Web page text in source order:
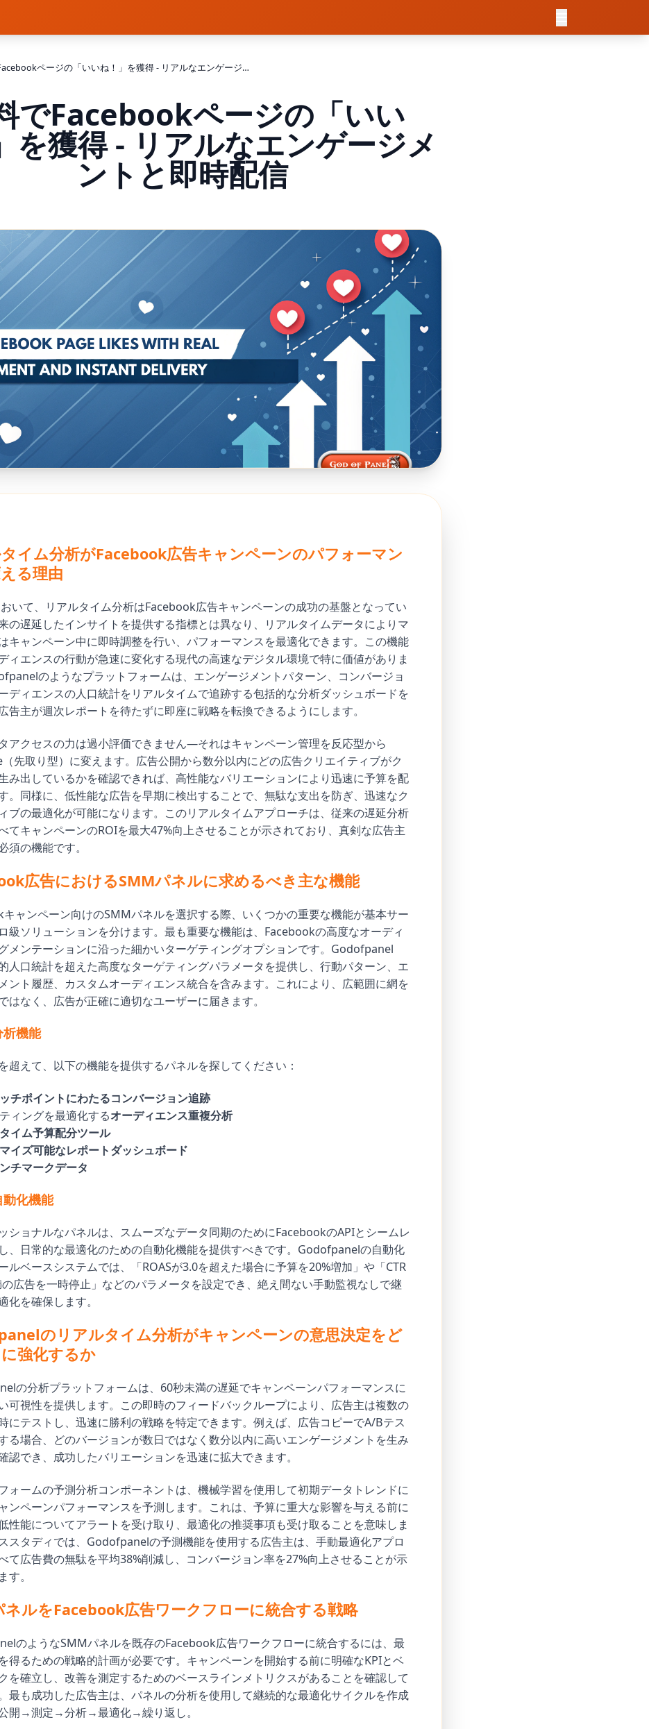
無料でFacebookページの「いいね！」を獲得 - リアルなエンゲージメントと即時配信
でFacebookページの「いい
を獲得 - リアルなエンゲージメ
ントと即時配信
イム分析がFacebook広告キャンペーンのパフォーマン
る理由
いて、リアルタイム分析はFacebook広告キャンペーンの成功の基盤となってい
の遅延したインサイトを提供する指標とは異なり、リアルタイムデータによりマ
キャンペーン中に即時調整を行い、パフォーマンスを最適化できます。この機能
ィエンスの行動が急速に変化する現代の高速なデジタル環境で特に価値がありま
のようなプラットフォームは、エンゲージメントパターン、コンバージョ
ディエンスの人口統計をリアルタイムで追跡する包括的な分析ダッシュボードを
告主が週次レポートを待たずに即座に戦略を転換できるようにします。
アクセスの力は過小評価できません—それはキャンペーン管理を反応型から
先取り型）に変えます。広告公開から数分以内にどの広告クリエイティブがク
み出しているかを確認できれば、高性能なバリエーションにより迅速に予算を配
。同様に、低性能な広告を早期に検出することで、無駄な支出を防ぎ、迅速なク
ブの最適化が可能になります。このリアルタイムアプローチは、従来の遅延分析
てキャンペーンのROIを最大47%向上させることが示されており、真剣な広告主
須の機能です。
広告におけるSMMパネルに求めるべき主な機能
ャンペーン向けのSMMパネルを選択する際、いくつかの重要な機能が基本サー
級ソリューションを分けます。最も重要な機能は、Facebookの高度なオーディ
メンテーションに沿った細かいターゲティングオプションです。Godofpanel
人口統計を超えた高度なターゲティングパラメータを提供し、行動パターン、エ
ント履歴、カスタムオーディエンス統合を含みます。これにより、広範囲に網を
はなく、広告が正確に適切なユーザーに届きます。
析機能
超えて、以下の機能を提供するパネルを探してください：
チポイントにわたるコンバージョン追跡
ィングを最適化するオーディエンス重複分析
イム予算配分ツール
イズ可能なレポートダッシュボード
チマークデータ
化機能
ショナルなパネルは、スムーズなデータ同期のためにFacebookのAPIとシームレ
、日常的な最適化のための自動化機能を提供すべきです。Godofpanelの自動化
ルベースシステムでは、「ROASが3.0を超えた場合に予算を20%増加」や「CTR
広告を一時停止」などのパラメータを設定でき、絶え間ない手動監視なしで継
化を確保します。
のリアルタイム分析がキャンペーンの意思決定をど
強化するか
の分析プラットフォームは、60秒未満の遅延でキャンペーンパフォーマンスに
可視性を提供します。この即時のフィードバックループにより、広告主は複数の
にテストし、迅速に勝利の戦略を特定できます。例えば、広告コピーでA/Bテス
る場合、どのバージョンが数日ではなく数分以内に高いエンゲージメントを生み
認でき、成功したバリエーションを迅速に拡大できます。
ォームの予測分析コンポーネントは、機械学習を使用して初期データトレンドに
ンペーンパフォーマンスを予測します。これは、予算に重大な影響を与える前に
性能についてアラートを受け取り、最適化の推奨事項も受け取ることを意味しま
スタディでは、Godofpanelの予測機能を使用する広告主は、手動最適化アプロ
て広告費の無駄を平均38%削減し、コンバージョン率を27%向上させることが示
す。
ネルをFacebook広告ワークフローに統合する戦略
のようなSMMパネルを既存のFacebook広告ワークフローに統合するには、最
得るための戦略的計画が必要です。キャンペーンを開始する前に明確なKPIとベ
を確立し、改善を測定するためのベースラインメトリクスがあることを確認して
最も成功した広告主は、パネルの分析を使用して継続的な最適化サイクルを作成
開→測定→分析→最適化→繰り返し。